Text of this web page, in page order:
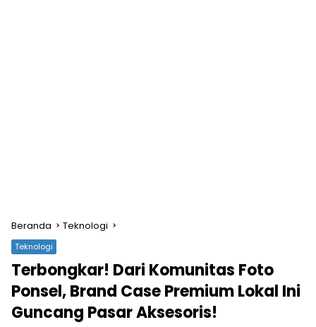
Beranda Teknologi
Teknologi
Terbongkar! Dari Komunitas Foto
Ponsel, Brand Case Premium Lokal Ini
Guncang Pasar Aksesoris!